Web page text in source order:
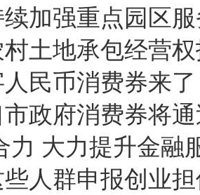
加强重点园区
土地承包经营
民币消费券来
政府消费券将
力 大力提升金融
人群申报创业